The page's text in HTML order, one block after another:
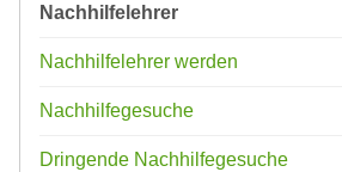
Nachhilfelehrer
Nachhilfelehrer werden
Nachhilfegesuche
Dringende Nachhilfegesuche